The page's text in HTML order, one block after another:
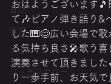
日記
音楽
アロマ
バッチフラワー
おはようございます🎵
て🎶ピアノ弾き語り&
した🎹😊広い会場で
る気持ち良さ🎤歌う喜
演奏させて頂きました
り一歩手前、お天気で